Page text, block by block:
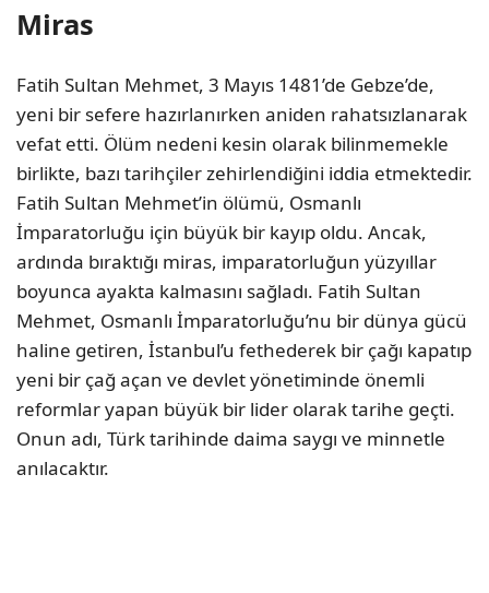
Miras
Fatih Sultan Mehmet, 3 Mayıs 1481’de Gebze’de,
yeni bir sefere hazırlanırken aniden rahatsızlanarak
vefat etti. Ölüm nedeni kesin olarak bilinmemekle
birlikte, bazı tarihçiler zehirlendiğini iddia etmektedir.
Fatih Sultan Mehmet’in ölümü, Osmanlı
İmparatorluğu için büyük bir kayıp oldu. Ancak,
ardında bıraktığı miras, imparatorluğun yüzyıllar
boyunca ayakta kalmasını sağladı. Fatih Sultan
Mehmet, Osmanlı İmparatorluğu’nu bir dünya gücü
haline getiren, İstanbul’u fethederek bir çağı kapatıp
yeni bir çağ açan ve devlet yönetiminde önemli
reformlar yapan büyük bir lider olarak tarihe geçti.
Onun adı, Türk tarihinde daima saygı ve minnetle
anılacaktır.